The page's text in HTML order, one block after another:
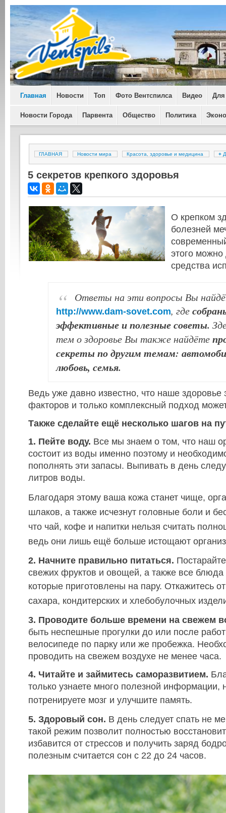
Главная Новости Топ Фото Вентспилса Видео Для
Новости Города Парвента Общество Политика
ГЛАВНАЯ Новости мира Красота, здоровье и медицина +
5 секретов крепкого здоровья
О крепком
болезней
этого можно
средства
Ответы на эти вопросы Вы
http://www.dam-sovet.com, где
эффективные и полезные советы.
тем о здоровье Вы также найдёте
секреты по другим темам:
любовь, семья.
Ведь уже давно известно, что наше здоровье
факторов и только комплексный подход
Также сделайте ещё несколько шагов на
1. Пейте воду. Все мы знаем о том, что наш
состоит из воды именно поэтому и
пополнять эти запасы. Выпивать в день
литров воды.
Благодаря этому ваша кожа станет чище,
шлаков, а также исчезнут головные боли и
что чай, кофе и напитки нельзя считать
ведь они лишь ещё больше истощают
2. Начните правильно питаться.
свежих фруктов и овощей, а также все
которые приготовлены на пару. Откажитесь
сахара, кондитерских и хлебобулочных
3. Проводите больше времени на свежем
быть неспешные прогулки до или после
велосипеде по парку или же пробежка.
проводить на свежем воздухе не менее часа.
4. Читайте и займитесь саморазвитием.
только узнаете много полезной информации,
потренируете мозг и улучшите память.
5. Здоровый сон. В день следует спать не
такой режим позволит полностью
избавится от стрессов и получить заряд
полезным считается сон с 22 до 24 часов.